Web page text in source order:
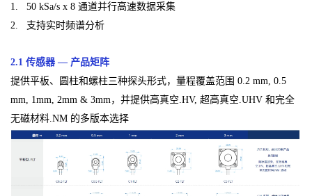
1. 50 kSa/s x 8 通道并行高速数据采集
2. 支持实时频谱分析
2.1 传感器 — 产品矩阵
提供平板、圆柱和螺柱三种探头形式，量程覆盖范围 0.2 mm, 0.5
mm, 1mm, 2mm & 3mm，并提供高真空.HV, 超高真空.UHV 和完全
无磁材料.NM 的多版本选择